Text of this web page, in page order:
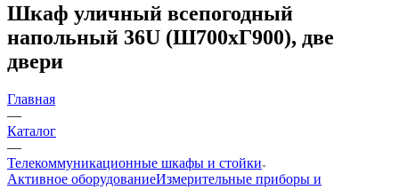
Шкаф уличный всепогодный
напольный 36U (Ш700хГ900), две
двери
Главная
—
Каталог
—
Телекоммуникационные шкафы и стойки
Активное оборудованиеИзмерительные приборы и